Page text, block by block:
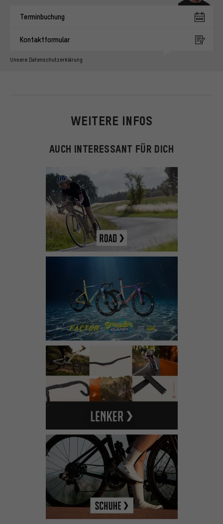
Terminbuchung
Kontaktformular
Unsere Datenschutzerklärung
WEITERE INFOS
AUCH INTERESSANT FÜR DICH